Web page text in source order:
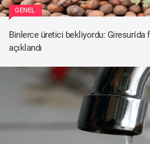
GENEL
Binlerce üretici bekliyordu: Giresun'da
açıklandı